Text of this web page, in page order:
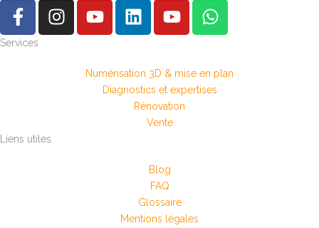
Services
Numérisation 3D & mise en plan
Diagnostics et expertises
Rénovation
Vente
Liens utiles
Blog
FAQ
Glossaire
Mentions légales